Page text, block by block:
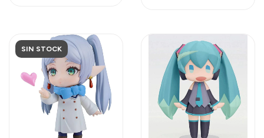
SIN STOCK